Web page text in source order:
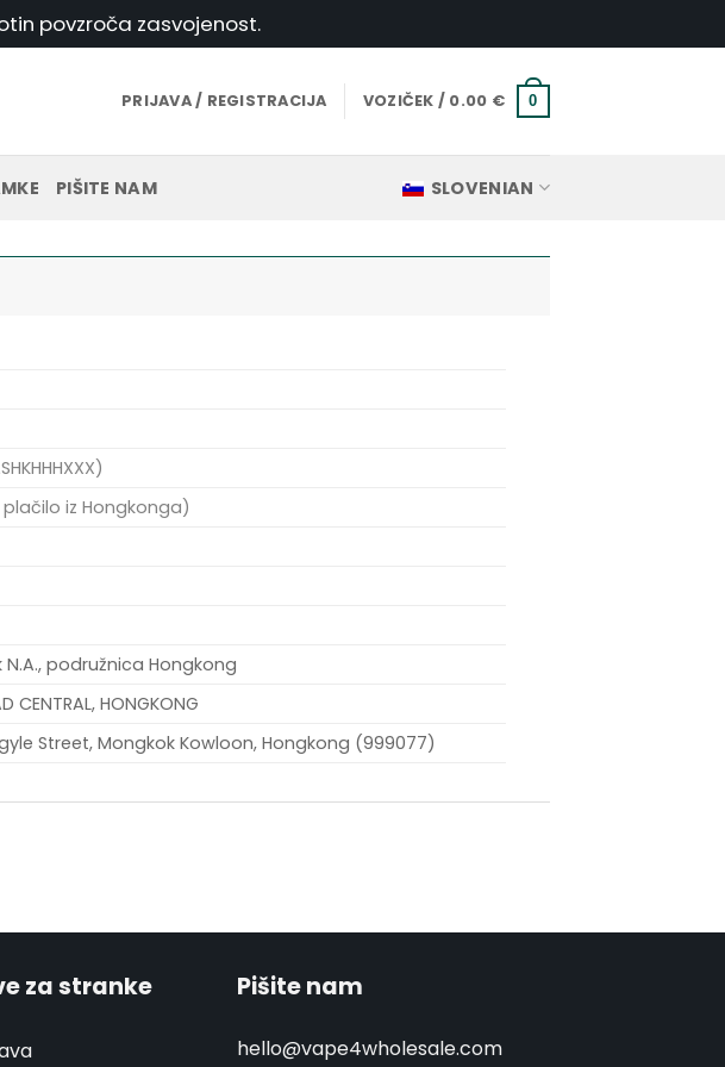
povzroča zasvojenost.
PRIJAVA / REGISTRACIJA VOZIČEK / 0.00 € 0
PIŠITE NAM SLOVENIAN
iz Hongkonga)
podružnica Hongkong
CENTRAL, HONGKONG
Street, Mongkok Kowloon, Hongkong (999077)
za stranke Pišite nam
hello@vape4wholesale.com